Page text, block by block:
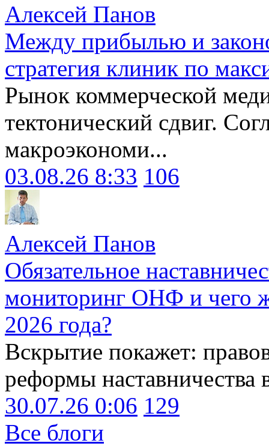
Алексей Панов
Между прибылью и
стратегия клиник по
Рынок коммерческой
тектонический сдвиг.
макроэкономи...
03.08.26 8:33 106
Алексей Панов
Обязательное
мониторинг ОНФ и чего
2026 года?
Вскрытие покажет:
реформы наставничества
30.07.26 0:06 129
Все блоги